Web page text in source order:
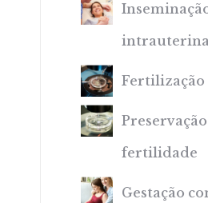
fertilidade
Gestação